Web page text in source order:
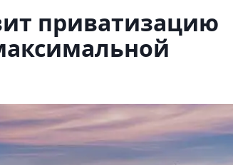
приватизацию